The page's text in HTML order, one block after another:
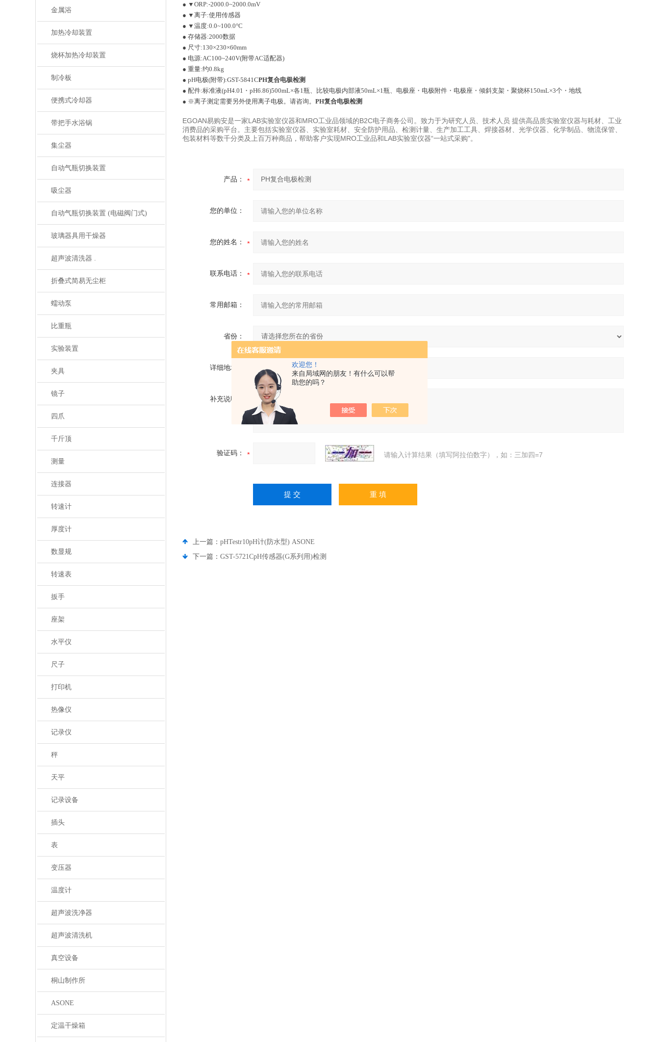
欢迎您！
来自局域网的朋友！有什么可以帮
助您的吗？
金属浴
加热冷却装置
烧杯加热冷却装置
制冷板
便携式冷却器
带把手水浴锅
集尘器
自动气瓶切换装置
吸尘器
自动气瓶切换装置 (电磁阀门式)
玻璃器具用干燥器
超声波清洗器 .
折叠式简易无尘柜
蠕动泵
比重瓶
实验装置
夹具
镜子
四爪
千斤顶
测量
连接器
转速计
厚度计
数显规
转速表
扳手
座架
水平仪
尺子
打印机
热像仪
记录仪
秤
天平
记录设备
插头
表
变压器
温度计
超声波洗净器
超声波清洗机
真空设备
桐山制作所
ASONE
定温干燥箱
● ▼ORP:-2000.0~2000.0mV
● ▼离子:使用传感器
● ▼温度:0.0~100.0°C
● 存储器:2000数据
● 尺寸:130×230×60mm
● 电源:AC100~240V(附带AC适配器)
● 重量:约0.8kg
● pH电极(附带):GST-5841CPH复合电极检测
● 配件:标准液(pH4.01・pH6.86)500mL×各1瓶、比较电极内部液50mL×1瓶、电极座・电极附件・电极座・倾斜支架・聚烧杯150mL×3个・地线
● ※离子测定需要另外使用离子电极。请咨询。 PH复合电极检测
EGOAN易购安是一家LAB实验室仪器和MRO工业品领域的B2C电子商务公司。致力于为研究人员、技术人员 提供高品质实验室仪器与耗材、工业
消费品的采购平台。主要包括实验室仪器、实验室耗材、安全防护用品、检测计量、生产加工工具、焊接器材、光学仪器、化学制品、物流保管、
包装材料等数千分类及上百万种商品，帮助客户实现MRO工业品和LAB实验室仪器“一站式采购"。
产品：
您的单位：
您的姓名：
联系电话：
常用邮箱：
省份：
详细地址：
补充说明：
验证码： 请输入计算结果（填写阿拉伯数字），如：三加四=7
上一篇： pHTestr10pH计(防水型) ASONE
下一篇： GST-5721CpH传感器(G系列用)检测